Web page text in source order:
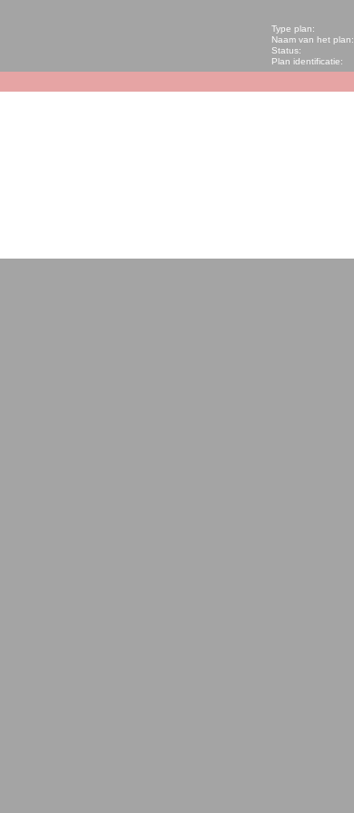
Type plan:
Naam van het plan:
Status:
Plan identificatie: